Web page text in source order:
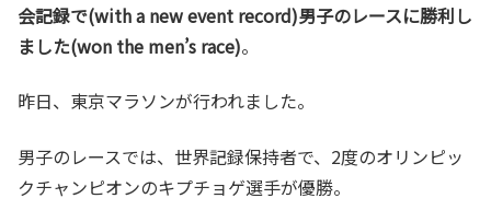
会記録で(with a new event record)男子のレースに勝利し
ました(won the men’s race)。
昨日、東京マラソンが行われました。
男子のレースでは、世界記録保持者で、2度のオリンピッ
クチャンピオンのキプチョゲ選手が優勝。